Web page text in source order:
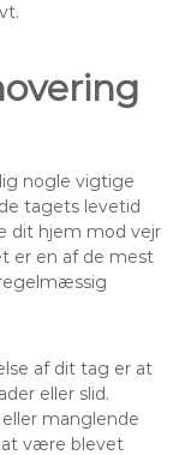
nogle vigtige
tagets levetid
dit hjem mod vejr
er en af de mest
af dit tag er at
eller slid.
manglende
være blevet